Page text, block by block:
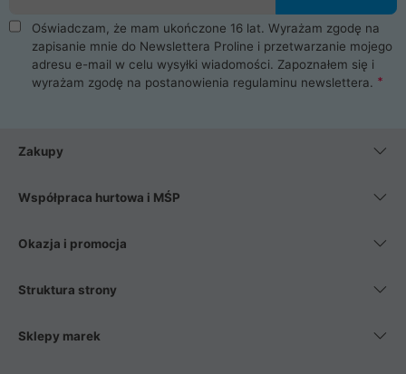
Oświadczam, że mam ukończone 16 lat. Wyrażam zgodę na
zapisanie mnie do Newslettera Proline i przetwarzanie mojego
adresu e-mail w celu wysyłki wiadomości. Zapoznałem się i
wyrażam zgodę na postanowienia regulaminu newslettera.
Zakupy
Współpraca hurtowa i MŚP
Okazja i promocja
Struktura strony
Sklepy marek